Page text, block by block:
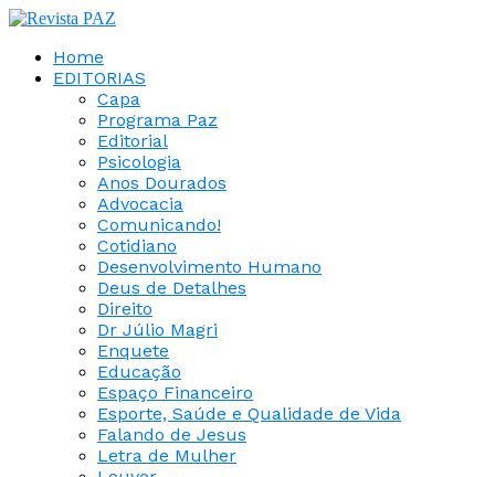
Home
EDITORIAS
Capa
Programa Paz
Editorial
Psicologia
Anos Dourados
Advocacia
Comunicando!
Cotidiano
Desenvolvimento Humano
Deus de Detalhes
Direito
Dr Júlio Magri
Enquete
Educação
Espaço Financeiro
Esporte, Saúde e Qualidade de Vida
Falando de Jesus
Letra de Mulher